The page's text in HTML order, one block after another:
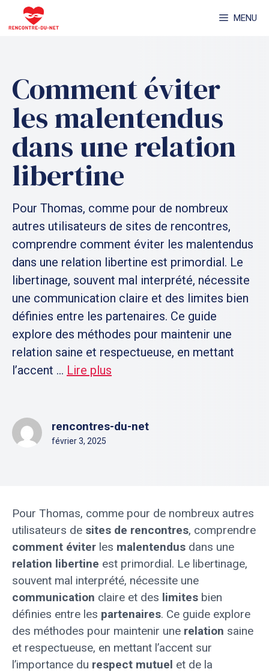
au
MENU
Comment éviter
les malentendus
dans une relation
libertine
Pour Thomas, comme pour de nombreux
autres utilisateurs de sites de rencontres,
comprendre comment éviter les malentendus
dans une relation libertine est primordial. Le
libertinage, souvent mal interprété, nécessite
une communication claire et des limites bien
définies entre les partenaires. Ce guide
explore des méthodes pour maintenir une
relation saine et respectueuse, en mettant
l’accent ... Lire plus
rencontres-du-net
février 3, 2025
Pour Thomas, comme pour de nombreux autres
utilisateurs de sites de rencontres, comprendre
comment éviter les malentendus dans une
relation libertine est primordial. Le libertinage,
souvent mal interprété, nécessite une
communication claire et des limites bien
définies entre les partenaires. Ce guide explore
des méthodes pour maintenir une relation saine
et respectueuse, en mettant l’accent sur
l’importance du respect mutuel et de la